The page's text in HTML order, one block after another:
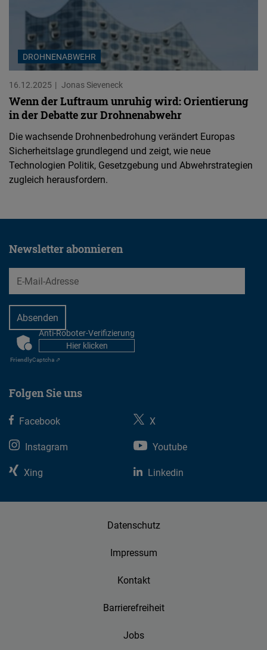
DROHNENABWEHR
16.12.2025 Jonas Sieveneck
Wenn der Luftraum unruhig wird: Orientierung
in der Debatte zur Drohnenabwehr
Die wachsende Drohnenbedrohung verändert Europas
Sicherheitslage grundlegend und zeigt, wie neue
Technologien Politik, Gesetzgebung und Abwehrstrategien
zugleich herausfordern.
Newsletter abonnieren
EMail
CAPTCHAAnti-Roboter-Verifizierung
Hier klicken
FriendlyCaptcha ⇗
Folgen Sie uns
Facebook
X
Instagram
Youtube
Xing
Linkedin
Datenschutz
Impressum
Kontakt
Barrierefreiheit
Jobs